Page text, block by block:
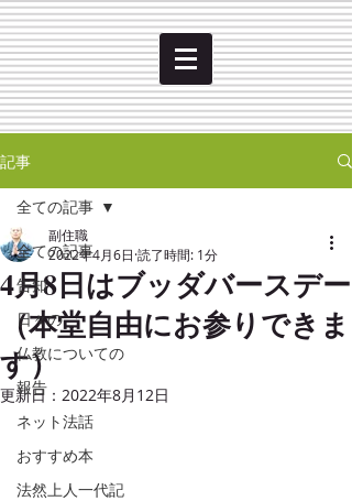
記事
全ての記事
告知
日々の
仏教についての
報告
ネット法話
おすすめ本
法然上人一代記
全ての記事
4月8日はブッダバースデー
（本堂自由にお参りできま
す）
副住職
2022年4月6日 読了時間: 1分
更新日： 2022年8月12日